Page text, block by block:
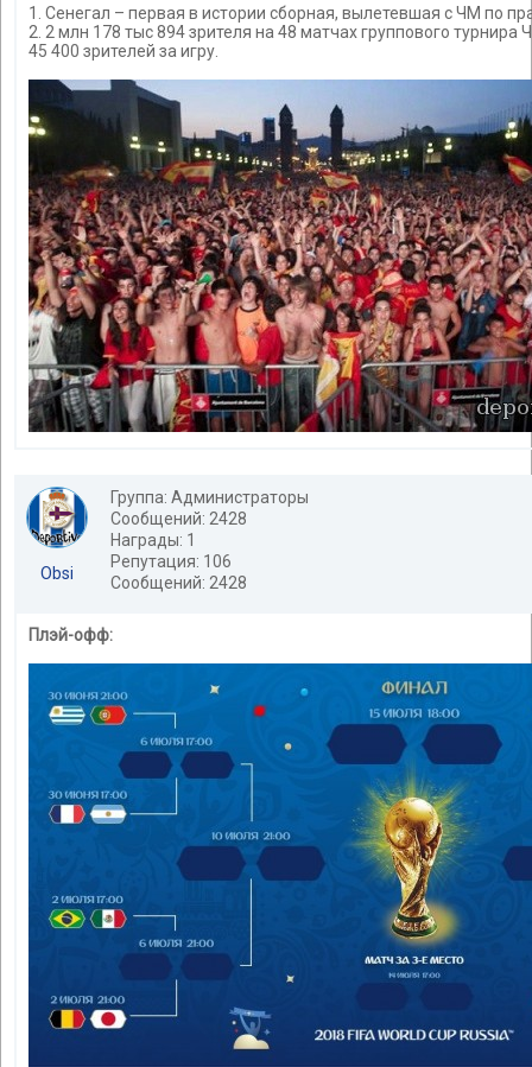
1. Сенегал – первая в истории сборная, вылетевшая с ЧМ по
2. 2 млн 178 тыс 894 зрителя на 48 матчах группового
45 400 зрителей за игру.
Obsi
Группа: Администраторы
Сообщений: 2428
Награды: 1
Репутация: 106
Сообщений: 2428
Плэй-офф: